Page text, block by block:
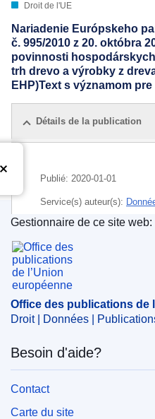
Droit de l'UE
Nariadenie Európskeho
č. 995/2010 z 20. októbra
povinnosti
trh drevo a výrobky z
EHP)Text s významom pre
Détails de la publication
Publié: 2020-01-01
Service(s) auteur(s):
Office des publications
Gestionnaire de ce site web:
Office des publications de
Droit | Données |
Besoin d'aide?
Contact
Carte du site